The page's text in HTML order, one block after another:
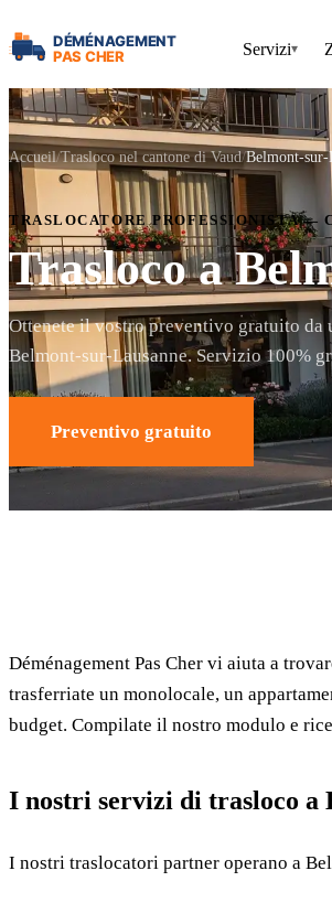
Servizi▾
Accueil Trasloco nel cantone di Vaud Belmont-sur-
TRASLOCATORE PROFESSIONISTA —
Trasloco a
Ottenete il vostro preventivo gratuito da
Belmont-sur-Lausanne. Servizio 100%
Preventivo gratuito
Déménagement Pas Cher vi aiuta a
trasferriate un monolocale, un
budget. Compilate il nostro modulo e
I nostri servizi di trasloco a
I nostri traslocatori partner operano a